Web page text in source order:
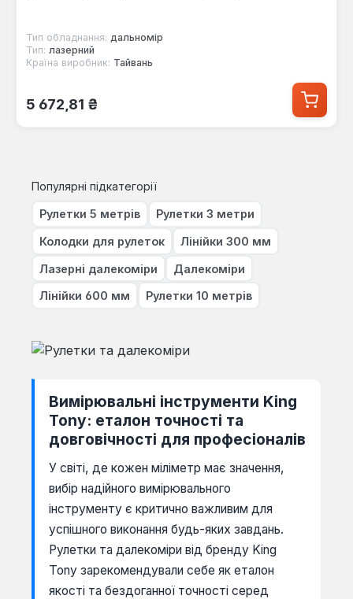
Тип обладнання: дальномір
Тип: лазерний
Країна виробник: Тайвань
Звичайна ціна:
5 672,81 ₴
Популярні підкатегорії
Рулетки 5 метрів Рулетки 3 метри
Колодки для рулеток Лінійки 300 мм
Лазерні далекоміри Далекоміри
Лінійки 600 мм Рулетки 10 метрів
Вимірювальні інструменти King
Tony: еталон точності та
довговічності для професіоналів
У світі, де кожен міліметр має значення,
вибір надійного вимірювального
інструменту є критично важливим для
успішного виконання будь-яких завдань.
Рулетки та далекоміри від бренду King
Tony зарекомендували себе як еталон
якості та бездоганної точності серед